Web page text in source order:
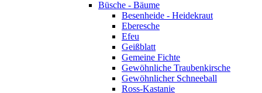
Büsche - Bäume
Besenheide - Heidekraut
Eberesche
Efeu
Geißblatt
Gemeine Fichte
Gewöhnliche Traubenkirsche
Gewöhnlicher Schneeball
Ross-Kastanie